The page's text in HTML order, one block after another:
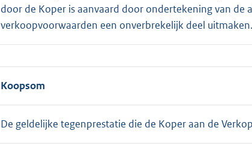
door de Koper is aanvaard door ondertekening van de
verkoopvoorwaarden een onverbrekelijk deel uitmaken.
Koopsom
De geldelijke tegenprestatie die de Koper aan de